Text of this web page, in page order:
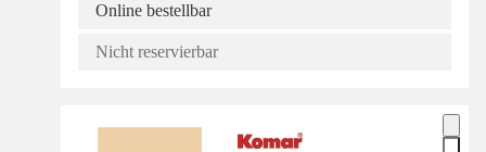
Online bestellbar
Nicht reservierbar